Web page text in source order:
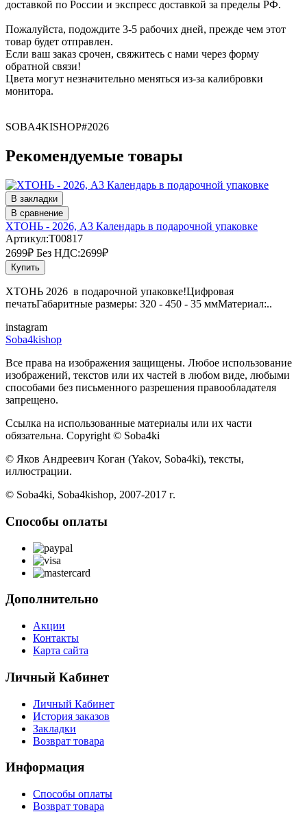
доставкой по России и экспресс доставкой за пределы РФ.
Пожалуйста, подождите 3-5 рабочих дней, прежде чем этот
товар будет отправлен.
Если ваш заказ срочен, свяжитесь с нами через форму
обратной связи!
Цвета могут незначительно меняться из-за калибровки
монитора.
SOBA4KISHOP#2026
Рекомендуемые товары
В закладки
В сравнение
ХТОНЬ - 2026, А3 Календарь в подарочной упаковке
Артикул:T00817
2699₽ Без НДС:2699₽
Купить
ХТОНЬ 2026 в подарочной упаковке!Цифровая
печатьГабаритные размеры: 320 - 450 - 35 ммМатериал:..
instagram
Soba4kishop
Все права на изображения защищены. Любое использование
изображений, текстов или их частей в любом виде, любыми
способами без письменного разрешения правообладателя
запрещено.
Ссылка на использованные материалы или их части
обязательна. Copyright © Soba4ki
© Яков Андреевич Коган (Yakov, Soba4ki), тексты,
иллюстрации.
© Soba4ki, Soba4kishop, 2007-2017 г.
Способы оплаты
Дополнительно
Акции
Контакты
Карта сайта
Личный Кабинет
Личный Кабинет
История заказов
Закладки
Возврат товара
Информация
Способы оплаты
Возврат товара